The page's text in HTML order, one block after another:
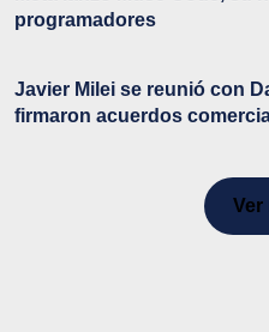
programadores
Javier Milei se reunió con
firmaron acuerdos
Ver